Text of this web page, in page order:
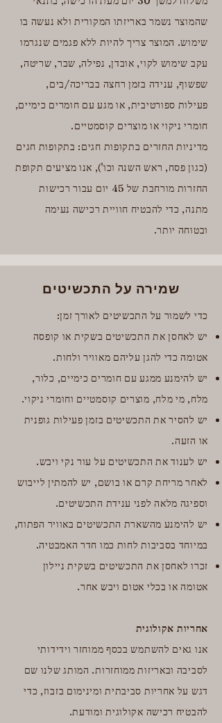
שהמוצר נשמר באריזתו המקורית ולא נעשה בו
שימוש. המוצר צריך להיות ללא פגמים שנגרמו
עקב שימוש לקוי, אובדן, נפילה, שבר, שריטה,
שפשוף, ענידה בזמן רחצה בבריכה/בים,
פעילות ספורטיבית, או מגע עם חומרים כימיים,
חומרי ניקוי או מוצרים קוסמטיים.
מדיניות החזרים בתקופות חגים: בתקופות חגים
(כגון פסח, ראש השנה וכו'), אנו מציעים תקופת
החזרות מורחבת של 45 יום עבור רכישות
מתנה, כדי להבטיח חוויית רכישה נעימה
ובטוחה יותר.
שמירה על התכשיטים
כדי לשמור על התכשיטים לאורך זמן:
יש לאחסן את התכשיטים בשקית או קופסה
אטומה כדי להגן עליהם מאוויר ולחות.
​​יש להימנע ממגע עם חומרים כימיים, כלור,
מלח, מי מלח, מוצרים קוסמטיים וחומרי ניקוי.
יש להסיר את התכשיטים בזמן פעילות גופנית
או הזעה.
יש לענוד את התכשיטים על עור נקי ויבש.
לאחר מריחת קרם או בושם, יש להמתין לייבוש
וספיגה מלאה לפני ענידת התכשיטים.
יש להימנע מהשארת התכשיטים באוויר הפתוח,
במיוחד בסביבות לחות כמו חדר האמבטיה.
זכרו לאחסן את התכשיטים בשקית ניילון
אטומה או בכלי אטום ויבש אחר.
אחריות אקולוגית
אנו גאים להשתמש בכסף ממוחזר וידידותי
לסביבה ובאריזות ממוחזרות. המותג שלנו שם
דגש על אחריות סביבתית ומינימום בזבוז, כדי
להבטיח רכישה אקולוגית ומודעת.